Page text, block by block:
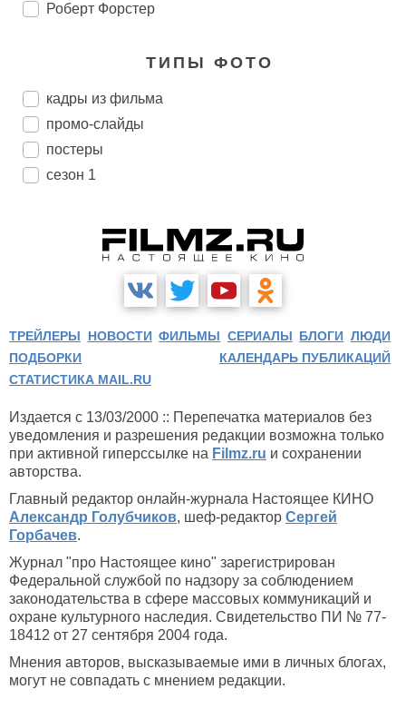
Роберт Форстер
ТИПЫ ФОТО
кадры из фильма
промо-слайды
постеры
сезон 1
ТРЕЙЛЕРЫ НОВОСТИ ФИЛЬМЫ СЕРИАЛЫ БЛОГИ ЛЮДИ
ПОДБОРКИ
КАЛЕНДАРЬ ПУБЛИКАЦИЙ
СТАТИСТИКА MAIL.RU
Издается с 13/03/2000 :: Перепечатка материалов без
уведомления и разрешения редакции возможна только
при активной гиперссылке на Filmz.ru и сохранении
авторства.
Главный редактор онлайн-журнала Настоящее КИНО
Александр Голубчиков, шеф-редактор Сергей
Горбачев.
Журнал "про Настоящее кино" зарегистрирован
Федеральной службой по надзору за соблюдением
законодательства в сфере массовых коммуникаций и
охране культурного наследия. Свидетельство ПИ № 77-
18412 от 27 сентября 2004 года.
Мнения авторов, высказываемые ими в личных блогах,
могут не совпадать с мнением редакции.